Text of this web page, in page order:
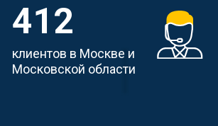
412
клиентов в Москве и
Московской области